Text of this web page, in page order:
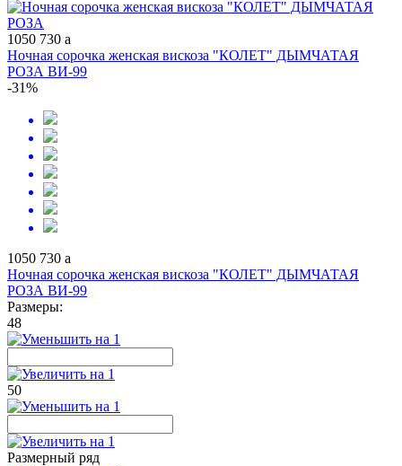
1050 730 a
Ночная сорочка женская вискоза "КОЛЕТ" ДЫМЧАТАЯ
РОЗА ВИ-99
-31%
1050 730 a
Ночная сорочка женская вискоза "КОЛЕТ" ДЫМЧАТАЯ
РОЗА ВИ-99
Размеры:
48
50
Размерный ряд